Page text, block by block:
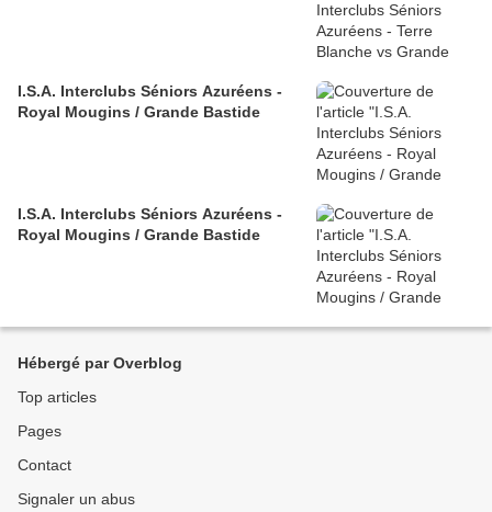
I.S.A. Interclubs Séniors Azuréens -
Royal Mougins / Grande Bastide
I.S.A. Interclubs Séniors Azuréens -
Royal Mougins / Grande Bastide
Hébergé par Overblog
Top articles
Pages
Contact
Signaler un abus